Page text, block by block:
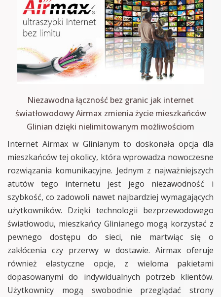
Niezawodna łączność bez granic jak internet
światłowodowy Airmax zmienia życie mieszkańców
Glinian dzięki nielimitowanym możliwościom
Internet Airmax w Glinianym to doskonała opcja dla
mieszkańców tej okolicy, która wprowadza nowoczesne
rozwiązania komunikacyjne. Jednym z najważniejszych
atutów tego internetu jest jego niezawodność i
szybkość, co zadowoli nawet najbardziej wymagających
użytkowników. Dzięki technologii bezprzewodowego
światłowodu, mieszkańcy Glinianego mogą korzystać z
pewnego dostępu do sieci, nie martwiąc się o
zakłócenia czy przerwy w dostawie. Airmax oferuje
również elastyczne opcje, z wieloma pakietami
dopasowanymi do indywidualnych potrzeb klientów.
Użytkownicy mogą swobodnie przeglądać strony